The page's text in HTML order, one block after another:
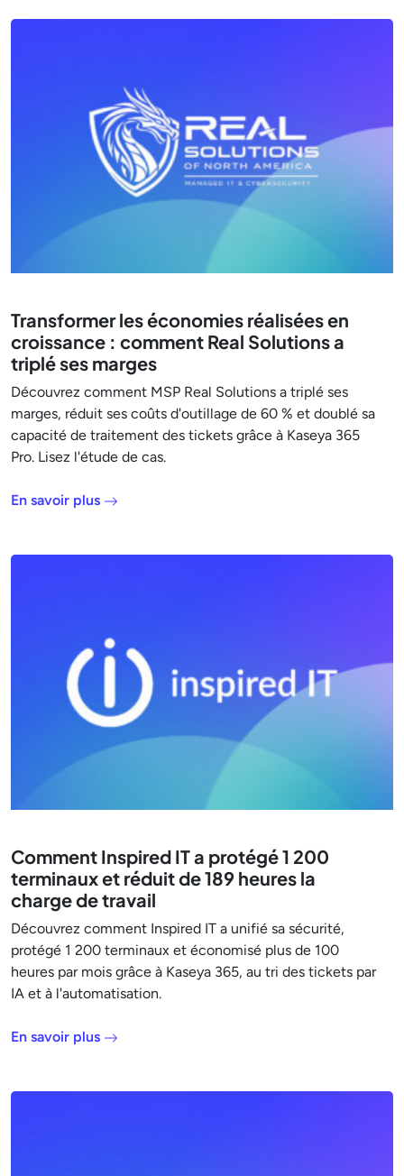
Transformer les économies réalisées en
croissance : comment Real Solutions a
triplé ses marges
Découvrez comment MSP Real Solutions a triplé ses
marges, réduit ses coûts d'outillage de 60 % et doublé sa
capacité de traitement des tickets grâce à Kaseya 365
Pro. Lisez l'étude de cas.
En savoir plus
Comment Inspired IT a protégé 1 200
terminaux et réduit de 189 heures la
charge de travail
Découvrez comment Inspired IT a unifié sa sécurité,
protégé 1 200 terminaux et économisé plus de 100
heures par mois grâce à Kaseya 365, au tri des tickets par
IA et à l'automatisation.
En savoir plus